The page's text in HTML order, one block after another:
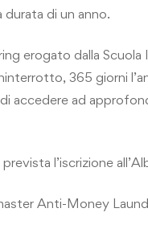
durata di un anno.
erogato dalla Scuola
365 giorni
accedere ad
l’iscrizione
Anti-Money